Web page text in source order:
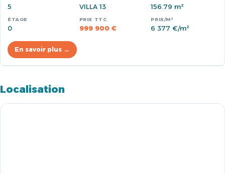
5 VILLA 13 156.79 m²
0 999 900 € 6 377 €/m²
En savoir plus →
Localisation